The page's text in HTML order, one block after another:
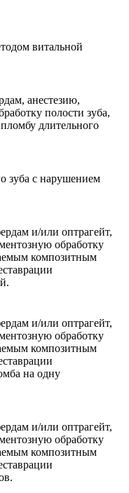
витальной
анестезию,
полости зуба,
длительного
зуба с нарушением
и/или оптрагейт,
обработку
композитным
и/или оптрагейт,
обработку
композитным
на одну
и/или оптрагейт,
обработку
композитным